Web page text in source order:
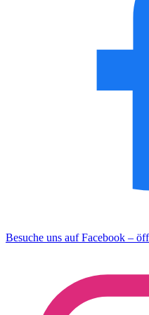
Besuche uns auf Facebook –